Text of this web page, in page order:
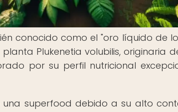
conocido como el "oro líquido de
Plukenetia volubilis, originaria
por su perfil nutricional
una superfood debido a su alto